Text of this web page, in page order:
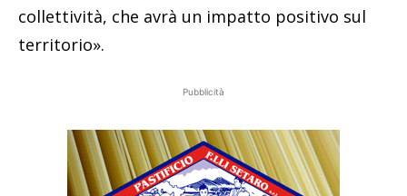
collettività, che avrà un impatto positivo sul
territorio».
Pubblicità